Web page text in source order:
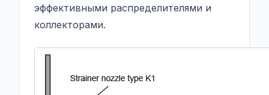
эффективными распределителями и
коллекторами.